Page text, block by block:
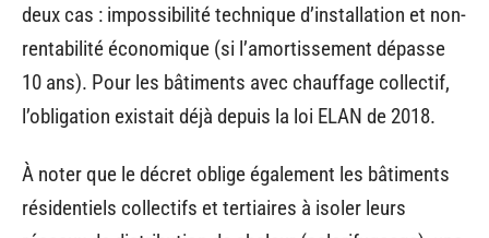
deux cas : impossibilité technique d’installation et non-
rentabilité économique (si l’amortissement dépasse
10 ans). Pour les bâtiments avec chauffage collectif,
l’obligation existait déjà depuis la loi ELAN de 2018.
À noter que le décret oblige également les bâtiments
résidentiels collectifs et tertiaires à isoler leurs